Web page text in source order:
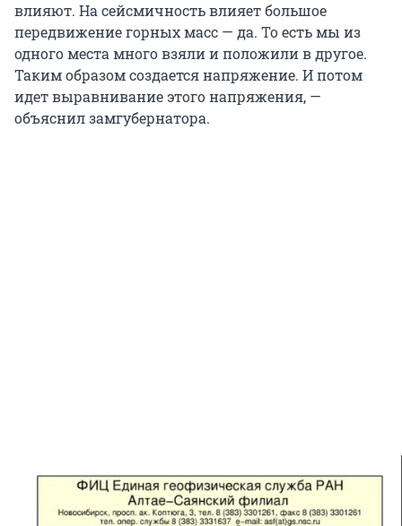
влияют. На сейсмичность влияет большое
передвижение горных масс — да. То есть мы из
одного места много взяли и положили в другое.
Таким образом создается напряжение. И потом
идет выравнивание этого напряжения, —
объяснил замгубернатора.